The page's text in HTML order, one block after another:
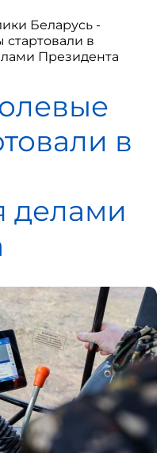
Беларусь -
в
Президента
в
делами